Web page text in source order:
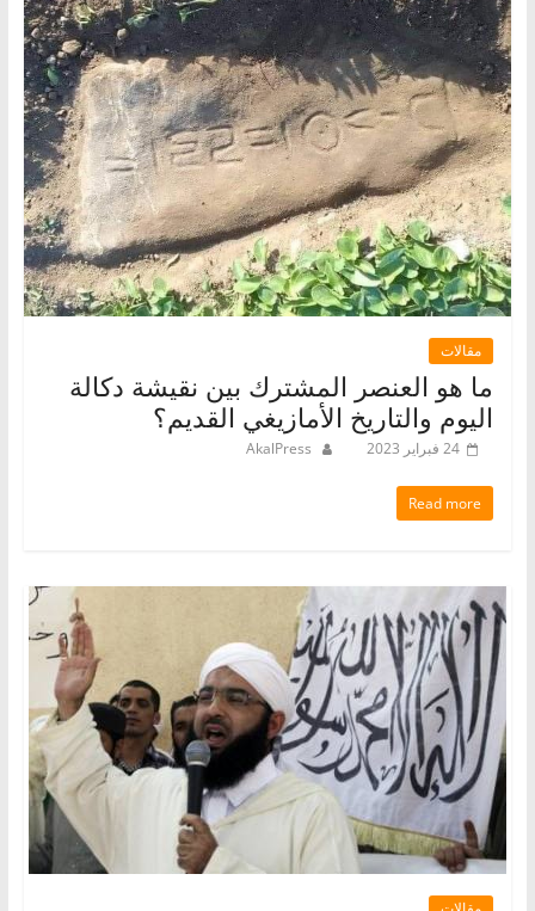
مقالات
ما هو العنصر المشترك بين نقيشة دكالة
اليوم والتاريخ الأمازيغي القديم؟
24 فبراير 2023 AkalPress
Read more